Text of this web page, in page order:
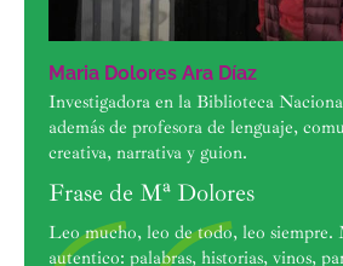
Maria Dolores Ara Díaz
Investigadora en la Biblioteca
además de profesora de lenguaje,
creativa, narrativa y guion.
Frase de Mª Dolores
Leo mucho, leo de todo, leo siempre.
autentico: palabras, historias, vinos,